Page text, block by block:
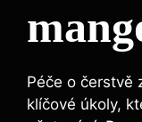
Péče o čerstvě
klíčové úkoly,